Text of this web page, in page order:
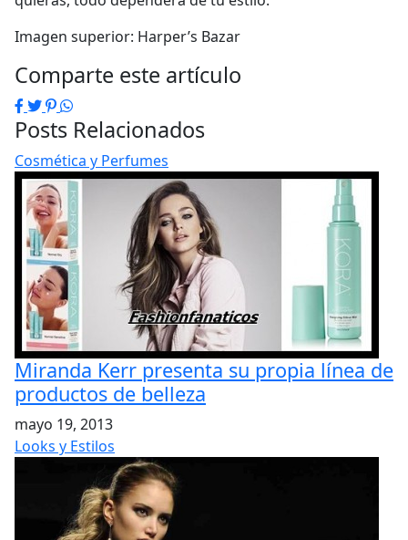
Imagen superior: Harper’s Bazar
Comparte este artículo
Facebook
Twitter
Pinterest
WhatsApp
Posts Relacionados
Cosmética y Perfumes
Miranda Kerr presenta su propia línea de
productos de belleza
mayo 19, 2013
Looks y Estilos